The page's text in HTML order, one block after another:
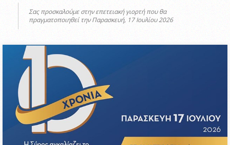
Σας προσκαλούμε στην επετειακή γιορτή που θα
πραγματοποιηθεί την Παρασκευή, 17 Ιουλίου 2026